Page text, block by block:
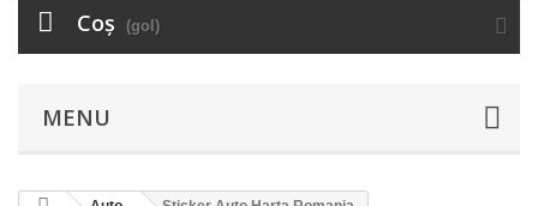
Coş (gol)
MENU